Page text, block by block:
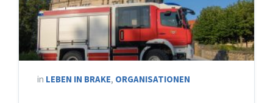
in LEBEN IN BRAKE, ORGANISATIONEN